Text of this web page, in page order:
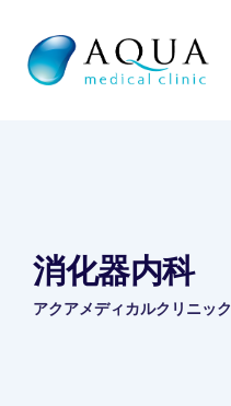
content
消化器内科
アクアメディカルクリニック